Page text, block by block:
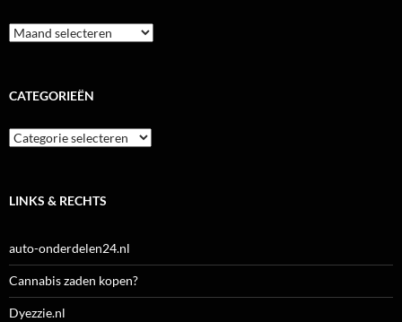
Archieven
CATEGORIEËN
Categorieën
LINKS & RECHTS
auto-onderdelen24.nl
Cannabis zaden kopen?
Dyezzie.nl